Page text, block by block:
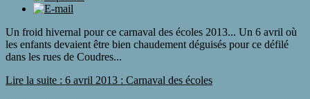
Un froid hivernal pour ce carnaval des écoles 2013... Un 6 avril où
les enfants devaient être bien chaudement déguisés pour ce défilé
dans les rues de Coudres...
Lire la suite : 6 avril 2013 : Carnaval des écoles